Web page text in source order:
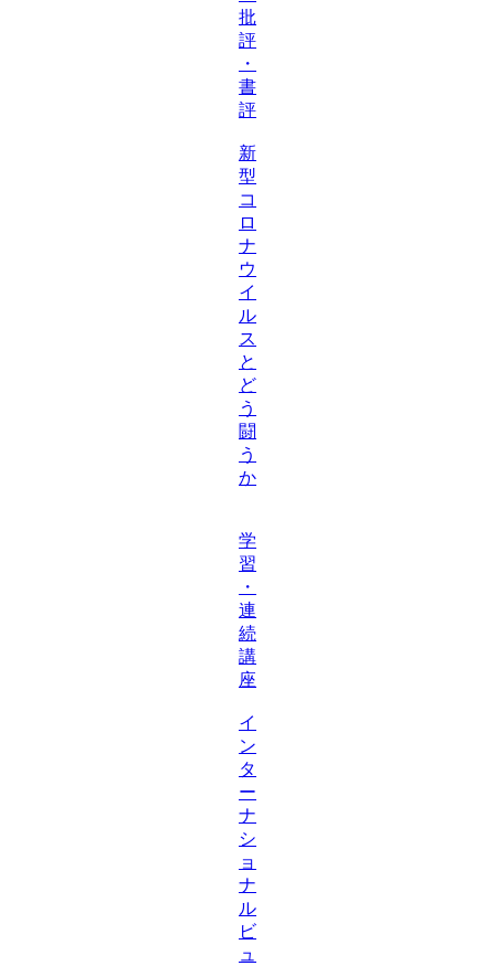
批
評
・
書
評
新
型
コ
ロ
ナ
ウ
イ
ル
ス
と
ど
う
闘
う
か
学
習
・
連
続
講
座
イ
ン
タ
ー
ナ
シ
ョ
ナ
ル
ビ
ュ